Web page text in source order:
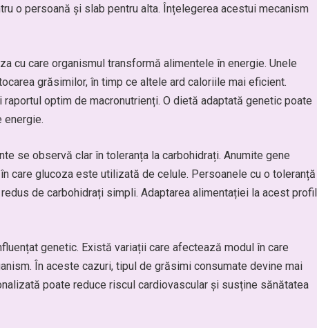
o persoană și slab pentru alta. Înțelegerea acestui mecanism
cu care organismul transformă alimentele în energie. Unele
grăsimilor, în timp ce altele ard caloriile mai eficient.
optim de macronutrienți. O dietă adaptată genetic poate
energie.
se observă clar în toleranța la carbohidrați. Anumite gene
care glucoza este utilizată de celule. Persoanele cu o toleranță
de carbohidrați simpli. Adaptarea alimentației la acest profil
genetic. Există variații care afectează modul în care
În aceste cazuri, tipul de grăsimi consumate devine mai
poate reduce riscul cardiovascular și susține sănătatea